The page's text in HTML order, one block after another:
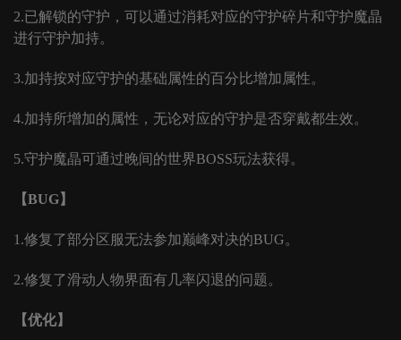
2.已解锁的守护，可以通过消耗对应的守护碎片和守护魔晶
进行守护加持。
3.加持按对应守护的基础属性的百分比增加属性。
4.加持所增加的属性，无论对应的守护是否穿戴都生效。
5.守护魔晶可通过晚间的世界BOSS玩法获得。
【BUG】
1.修复了部分区服无法参加巅峰对决的BUG。
2.修复了滑动人物界面有几率闪退的问题。
【优化】